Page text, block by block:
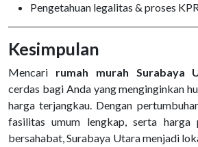
Pengetahuan legalitas & proses
Kesimpulan
Mencari rumah murah Surabaya
cerdas bagi Anda yang menginginkan
harga terjangkau. Dengan
fasilitas umum lengkap, serta harga
bersahabat, Surabaya Utara menjadi